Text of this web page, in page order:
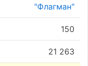
"Флагман"
150
21 263